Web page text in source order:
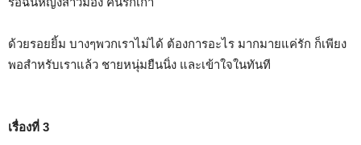
ด้วยรอยยิ้ม บางๆพวกเราไม่ได้ ต้องการอะไร มากมายแค่รัก ก็เพียง
พอสำหรับเราแล้ว ชายหนุ่มยืนนิ่ง และเข้าใจในทันที
เรื่องที่ 3